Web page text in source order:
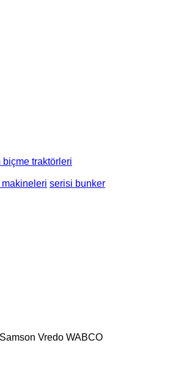
biçme traktörleri
serisi bunker
Samson Vredo WABCO